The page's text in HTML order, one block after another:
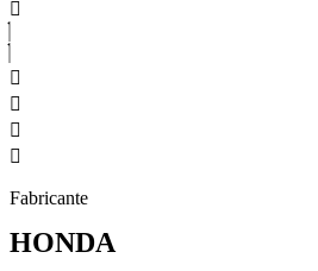
Fabricante
HONDA